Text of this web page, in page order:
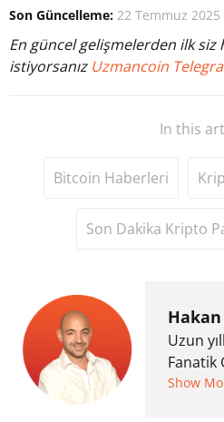
Son Güncelleme: 22 Temmuz 2025
En güncel gelişmelerden ilk
istiyorsanız Uzmancoin
In this
Bitcoin Haberleri
Son Dakika Kripto
Uzun
Fanatik
Hakan
Show